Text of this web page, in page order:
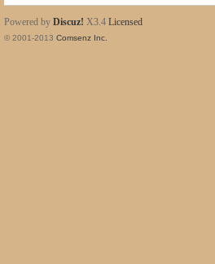
Powered by Discuz! X3.4 Licensed
© 2001-2013 Comsenz Inc.